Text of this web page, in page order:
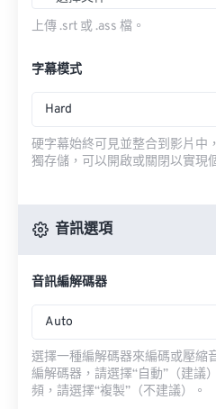
上傳 .srt 或 .ass 檔。
字幕模式
Hard
硬字幕始終可見並整合到影片中
獨存儲，可以開啟或關閉以實現
音訊選項
音訊編解碼器
Auto
選擇一種編解碼器來編碼或壓縮
編解碼器，請選擇“自動”（建議
頻，請選擇“複製”（不建議）。